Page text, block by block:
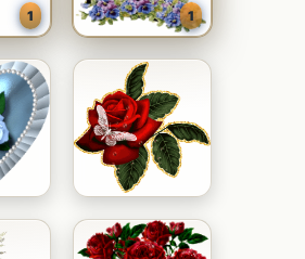
1 1